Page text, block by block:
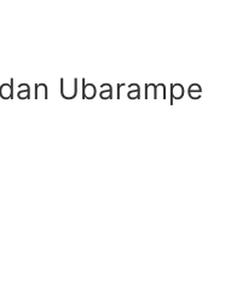
Ubarampe